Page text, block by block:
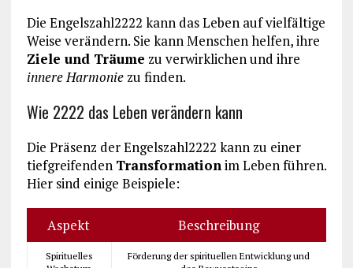
Die Engelszahl2222 kann das Leben auf vielfältige
Weise verändern. Sie kann Menschen helfen, ihre
Ziele und Träume zu verwirklichen und ihre
innere Harmoniezu finden.
Wie 2222 das Leben verändern kann
Die Präsenz der Engelszahl2222 kann zu einer
tiefgreifenden Transformation im Leben führen.
Hier sind einige Beispiele:
Aspekt Beschreibung
Spirituelles
Förderung der spirituellen Entwicklung und